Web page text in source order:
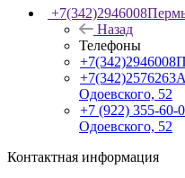
+7(342)2946008
Назад
Телефоны
+7(342)2946008
+7(342)2576263
Одоевского, 52
+7 (922) 355-60-
Одоевского, 52
Контактная информация